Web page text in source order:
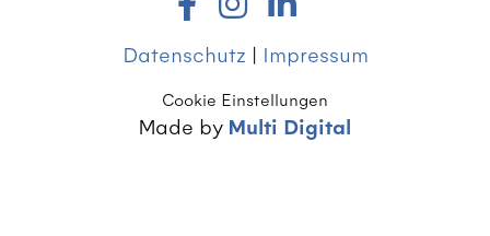
Datenschutz | Impressum
Cookie Einstellungen
Made by Multi Digital